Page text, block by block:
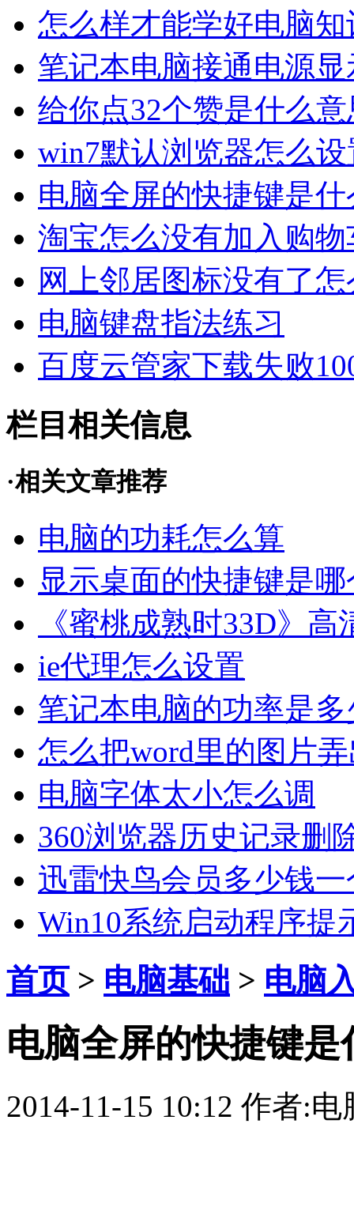
怎么样才能学好电脑知
笔记本电脑接通电源
给你点32个赞是什么
win7默认浏览器怎么设
电脑全屏的快捷键是什
淘宝怎么没有加入购
网上邻居图标没有了
电脑键盘指法练习
百度云管家下载失败
栏目相关信息
·相关文章推荐
电脑的功耗怎么算
显示桌面的快捷键是
《蜜桃成熟时33D》
ie代理怎么设置
笔记本电脑的功率是多
怎么把word里的图片
电脑字体太小怎么调
360浏览器历史记录删
迅雷快鸟会员多少钱一
Win10系统启动程序提
首页> 电脑基础 > 电脑
电脑全屏的快捷键是
2014-11-15 10:12 作者:电